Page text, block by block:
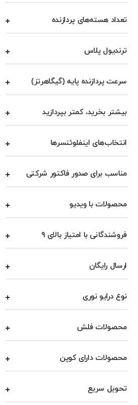
تعداد هسته‌های پردازنده
ترندیول پلاس
سرعت پردازنده پایه (گیگاهرتز)
بیشتر بخرید، کمتر بپردازید
انتخاب‌های اینفلوئنسرها
مناسب برای صدور فاکتور شرکتی
محصولات با ویدیو
فروشندگانی با امتیاز بالای ۹
ارسال رایگان
نوع درایو نوری
محصولات فلش
محصولات دارای کوپن
تحویل سریع